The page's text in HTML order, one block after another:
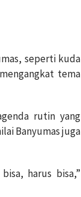
seperti kuda
tema
rutin yang
Banyumas juga
harus bisa,”